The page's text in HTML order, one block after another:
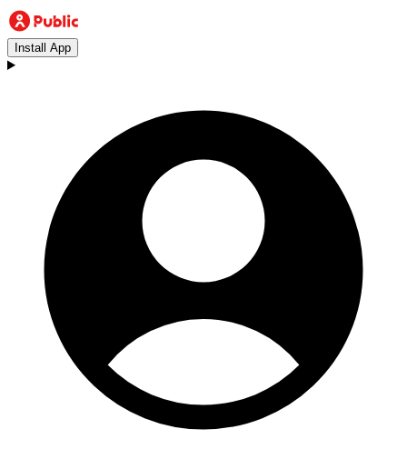
Install App